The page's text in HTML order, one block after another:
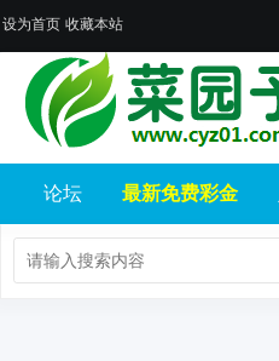
设为首页 收藏本站
论坛 最新免费彩金